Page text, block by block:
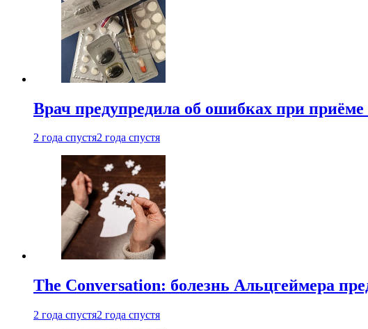
Врач предупредила об ошибках при
2 года спустя2 года спустя
The Conversation: болезнь Альцгеймера
2 года спустя2 года спустя